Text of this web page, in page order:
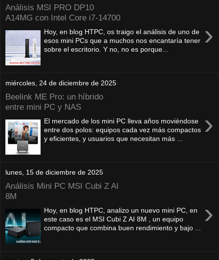
Análisis MSI PRO DP10
A14MG con Intel Core i7-14700
›
Hoy, en blog HTPC, os traigo el análisis de uno de
esos mini PCs que a muchos nos encantaría tener
sobre el escritorio. Y no, no es porque...
miércoles, 24 de diciembre de 2025
Beelink ME Pro: un híbrido
entre mini PC y NAS
›
El mercado de los mini PC lleva años moviéndose
entre dos polos: equipos cada vez más compactos
y eficientes, y usuarios que necesitan más ...
lunes, 15 de diciembre de 2025
Análisis Mini PC MSI Cubi Z AI
8M
›
Hoy, en blog HTPC, analizo un nuevo mini PC, en
este caso es el MSI Cubi Z AI 8M , un equipo
compacto que combina buen rendimiento y bajo ...